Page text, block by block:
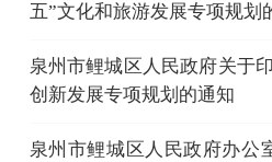
五”文化和旅游发展专项规划
泉州市鲤城区人民政府关于
创新发展专项规划的通知
泉州市鲤城区人民政府办公